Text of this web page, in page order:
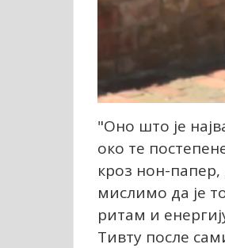
"Оно што је
око те
кроз нон-
мислимо да је
ритам и
Тивту после